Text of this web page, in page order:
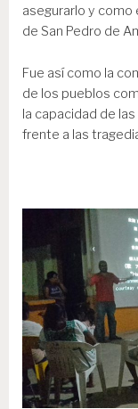
asegurarlo y
de San Pedro de
Fue así como la
de los pueblos
la capacidad de
frente a las